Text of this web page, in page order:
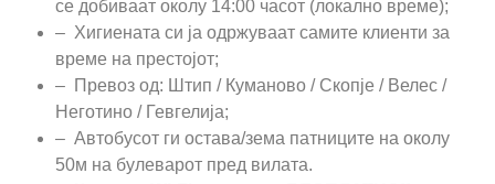
се добиваат околу 14:00 часот (локално време);
– Хигиената си ја одржуваат самите клиенти за
време на престојот;
– Превоз од: Штип / Куманово / Скопје / Велес /
Неготино / Гевгелија;
– Автобусот ги остава/зема патниците на околу
50м на булеварот пред вилата.